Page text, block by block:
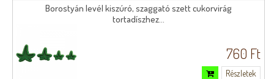
Borostyán levél kiszúró, szaggató szett cukorvirág
tortadíszhez...
760 Ft
Részletek